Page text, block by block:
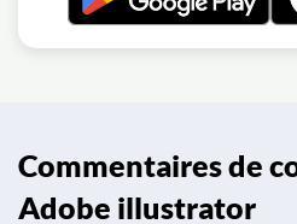
Commentaires de
Adobe illustrator